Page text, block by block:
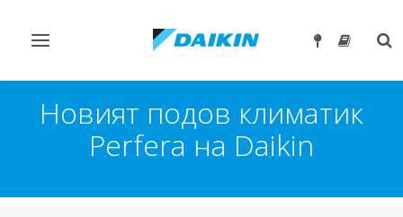
Превключване
навигация
Новият подов климатик
Perfera на Daikin